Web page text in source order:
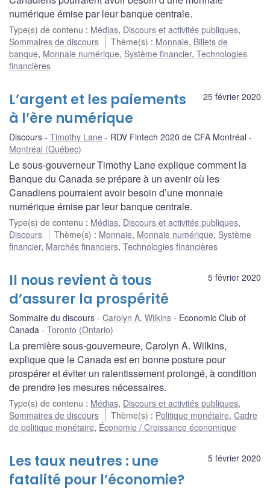
numérique émise par leur banque centrale.
Type(s) de contenu : Médias, Discours et activités publiques,
Sommaires de discours
Thème(s) : Monnaie, Billets de
banque, Monnaie numérique, Système financier, Technologies
financières
25 février 2020
L’argent et les paiements
à l’ère numérique
Discours Timothy Lane
RDV Fintech 2020 de CFA Montréal
Montréal (Québec)
Le sous-gouverneur Timothy Lane explique comment la
Banque du Canada se prépare à un avenir où les
Canadiens pourraient avoir besoin d’une monnaie
numérique émise par leur banque centrale.
Type(s) de contenu : Médias, Discours et activités publiques,
Discours
Thème(s) : Monnaie, Monnaie numérique, Système
financier, Marchés financiers, Technologies financières
5 février 2020
Il nous revient à tous
d’assurer la prospérité
Sommaire du discours Carolyn A. Wilkins
Economic Club of
Canada
Toronto (Ontario)
La première sous-gouverneure, Carolyn A. Wilkins,
explique que le Canada est en bonne posture pour
prospérer et éviter un ralentissement prolongé, à condition
de prendre les mesures nécessaires.
Type(s) de contenu : Médias, Discours et activités publiques,
Sommaires de discours
Thème(s) : Politique monétaire,Cadre
de politique monétaire, Économie / Croissance économique
5 février 2020
Les taux neutres : une
fatalité pour l’économie?